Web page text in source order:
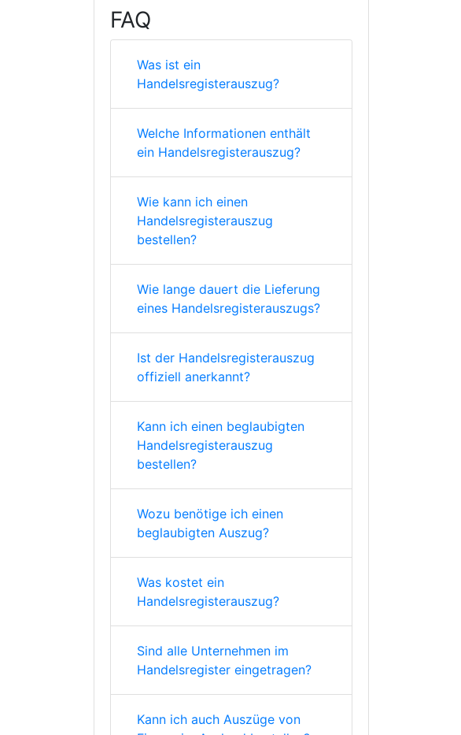
FAQ
Was ist ein
Handelsregisterauszug?
Welche Informationen enthält
ein Handelsregisterauszug?
Wie kann ich einen
Handelsregisterauszug
bestellen?
Wie lange dauert die Lieferung
eines Handelsregisterauszugs?
Ist der Handelsregisterauszug
offiziell anerkannt?
Kann ich einen beglaubigten
Handelsregisterauszug
bestellen?
Wozu benötige ich einen
beglaubigten Auszug?
Was kostet ein
Handelsregisterauszug?
Sind alle Unternehmen im
Handelsregister eingetragen?
Kann ich auch Auszüge von